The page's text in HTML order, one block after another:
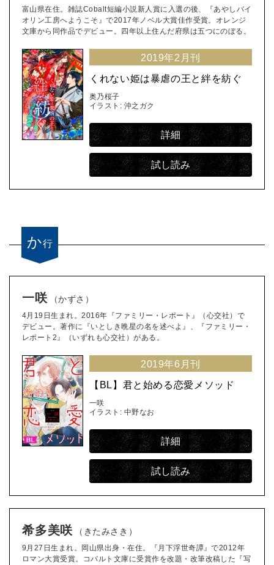
富山県在住。雑誌Cobalt短編小説新人賞に入選の後、『あやしバイ
オリン工房へようこそ』で2017年ノベル大賞佳作受賞。オレンジ
文庫から同作品でデビュー。四年以上住んだ府県は五つにのぼる。
2019年2月刊
くれない姫は暴虐の王と絆を紡ぐ
奥乃桜子
イラスト: 沖之ガク
詳細
試し読み
か行
一咲 （かずさ）
4月19日生まれ。2016年『ファミリー・レポート』（心交社）で
デビュー。著作に『いとしき晩星の名を述べよ』、『ファミリー・
レポート2』（いずれも心交社）がある。
2019年6月刊
【BL】君と始める恋愛メソッド
一咲
イラスト: 中野なお
詳細
試し読み
希多美咲 （きたみさき）
9月27日生まれ。岡山県出身・在住。『月下浮世奇譚』で2012年
ロマン大賞受賞。コバルト文庫に受賞作を改題・改筆改稿した『写